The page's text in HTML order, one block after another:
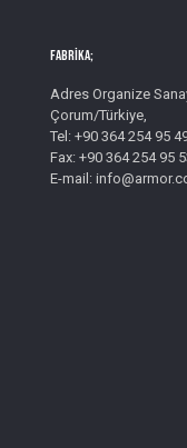
Fabrika;
Adres Organize
Çorum/Türkiye,
Tel: +90 364 254 95
Fax: +90 364 254 95
E-mail: